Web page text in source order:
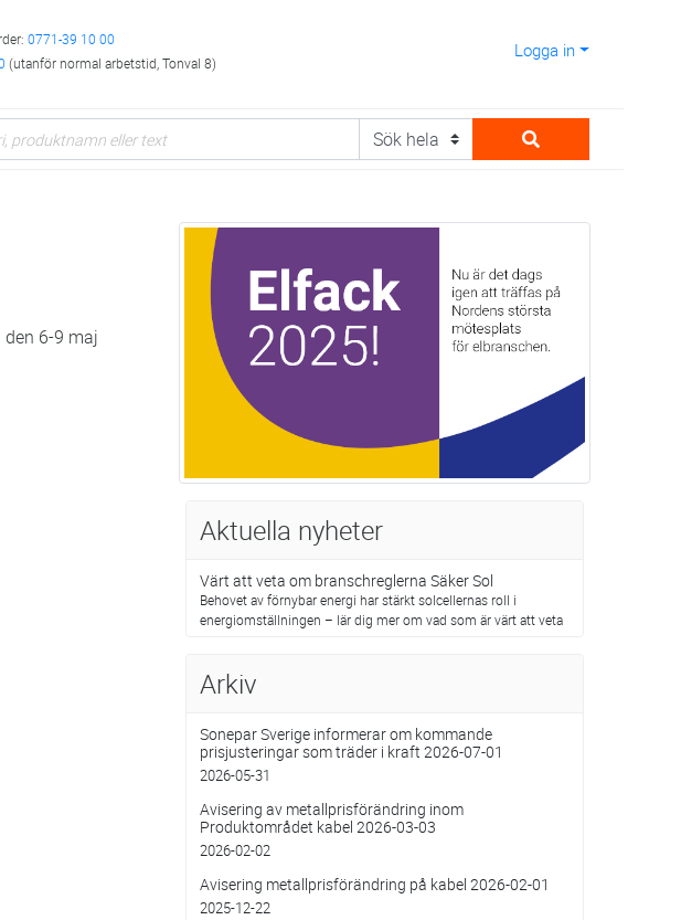
0771-39 10 00
(utanför normal arbetstid, Tonval 8)
Logga in
6-9 maj
Aktuella nyheter
Värt att veta om branschreglerna Säker Sol
Behovet av förnybar energi har stärkt solcellernas roll i
energiomställningen – lär dig mer om vad som är värt att veta
Arkiv
Sonepar Sverige informerar om kommande
prisjusteringar som träder i kraft 2026-07-01
2026-05-31
Avisering av metallprisförändring inom
Produktområdet kabel 2026-03-03
2026-02-02
Avisering metallprisförändring på kabel 2026-02-01
2025-12-22